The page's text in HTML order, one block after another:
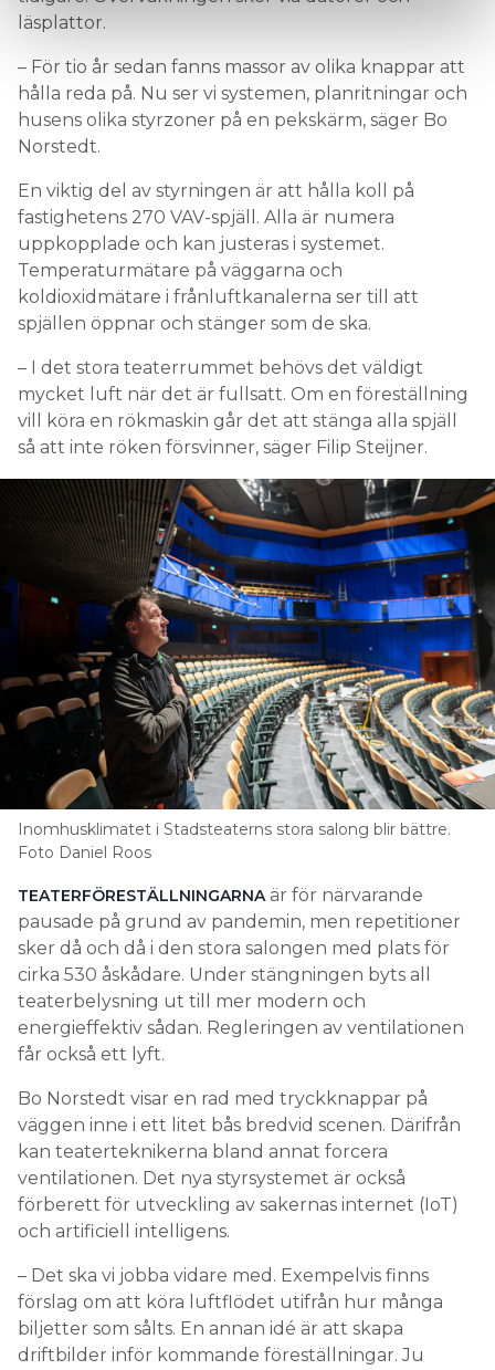
läsplattor.
– För tio år sedan fanns massor av olika knappar att
hålla reda på. Nu ser vi systemen, planritningar och
husens olika styrzoner på en pekskärm, säger Bo
Norstedt.
En viktig del av styrningen är att hålla koll på
fastighetens 270 VAV-spjäll. Alla är numera
uppkopplade och kan justeras i systemet.
Temperaturmätare på väggarna och
koldioxidmätare i frånluftkanalerna ser till att
spjällen öppnar och stänger som de ska.
– I det stora teaterrummet behövs det väldigt
mycket luft när det är fullsatt. Om en föreställning
vill köra en rökmaskin går det att stänga alla spjäll
så att inte röken försvinner, säger Filip Steijner.
Inomhusklimatet i Stadsteaterns stora salong blir bättre.
Foto Daniel Roos
TEATERFÖRESTÄLLNINGARNAär för närvarande
pausade på grund av pandemin, men repetitioner
sker då och då i den stora salongen med plats för
cirka 530 åskådare. Under stängningen byts all
teaterbelysning ut till mer modern och
energieffektiv sådan. Regleringen av ventilationen
får också ett lyft.
Bo Norstedt visar en rad med tryckknappar på
väggen inne i ett litet bås bredvid scenen. Därifrån
kan teaterteknikerna bland annat forcera
ventilationen. Det nya styrsystemet är också
förberett för utveckling av sakernas internet (IoT)
och artificiell intelligens.
– Det ska vi jobba vidare med. Exempelvis finns
förslag om att köra luftflödet utifrån hur många
biljetter som sålts. En annan idé är att skapa
driftbilder inför kommande föreställningar. Ju